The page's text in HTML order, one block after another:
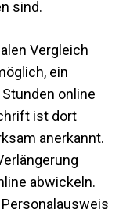
sind.
Vergleich
ein
online
ist dort
anerkannt.
abwickeln.